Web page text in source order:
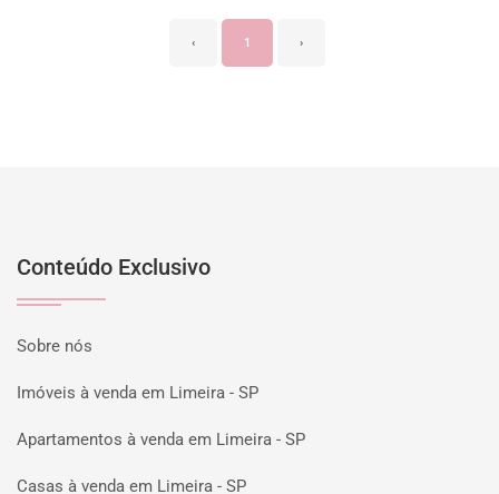
‹ 1 ›
Conteúdo Exclusivo
Sobre nós
Imóveis à venda em Limeira - SP
Apartamentos à venda em Limeira - SP
Casas à venda em Limeira - SP